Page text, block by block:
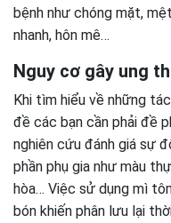
bệnh như chóng mặt,
nhanh, hôn mê…
Nguy cơ gây ung
Khi tìm hiểu về những
đề các bạn cần phải đề
nghiên cứu đánh giá sự
phần phụ gia như màu
hòa… Việc sử dụng mì
bón khiến phân lưu lại